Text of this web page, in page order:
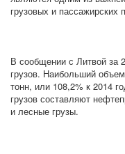
грузовых и пассажирских
В сообщении с Литвой за
грузов. Наибольший
тонн, или 108,2% к 2014
грузов составляют
и лесные грузы.